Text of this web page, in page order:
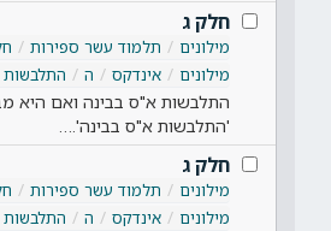
חלק ג
מילונים תלמוד עשר ספירות
מילונים
אינדקס ה התלבשות
התלבשות א"ס בבינה ואם היא
'התלבשות א"ס בבינה'.…
חלק ג
מילונים תלמוד עשר ספירות
מילונים
אינדקס ה התלבשות